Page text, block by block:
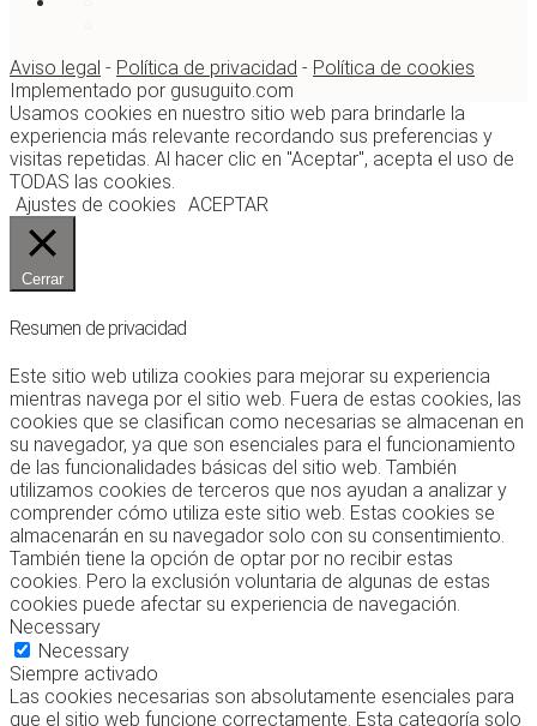
Aviso legal - Política de privacidad - Política de cookies
Implementado por gusuguito.com
Usamos cookies en nuestro sitio web para brindarle la
experiencia más relevante recordando sus preferencias y
visitas repetidas. Al hacer clic en "Aceptar", acepta el uso de
TODAS las cookies.
Ajustes de cookies ACEPTAR
Cerrar
Resumen de privacidad
Este sitio web utiliza cookies para mejorar su experiencia
mientras navega por el sitio web. Fuera de estas cookies, las
cookies que se clasifican como necesarias se almacenan en
su navegador, ya que son esenciales para el funcionamiento
de las funcionalidades básicas del sitio web. También
utilizamos cookies de terceros que nos ayudan a analizar y
comprender cómo utiliza este sitio web. Estas cookies se
almacenarán en su navegador solo con su consentimiento.
También tiene la opción de optar por no recibir estas
cookies. Pero la exclusión voluntaria de algunas de estas
cookies puede afectar su experiencia de navegación.
Necessary
Necessary
Siempre activado
Las cookies necesarias son absolutamente esenciales para
que el sitio web funcione correctamente. Esta categoría solo